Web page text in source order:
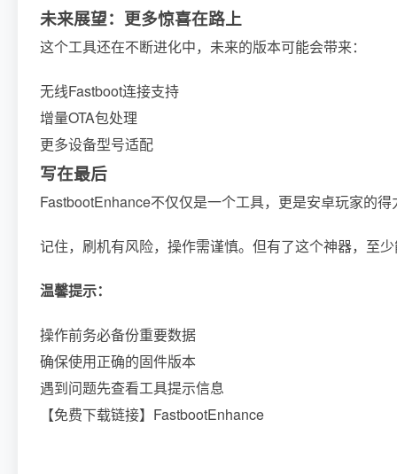
未来展望：更多惊喜在路上
这个工具还在不断进化中，未来的版本可能会带来：
无线Fastboot连接支持
增量OTA包处理
更多设备型号适配
写在最后
FastbootEnhance不仅仅是一个工具，更是安卓玩家的
记住，刷机有风险，操作需谨慎。但有了这个神器，至
温馨提示：
操作前务必备份重要数据
确保使用正确的固件版本
遇到问题先查看工具提示信息
【免费下载链接】FastbootEnhance